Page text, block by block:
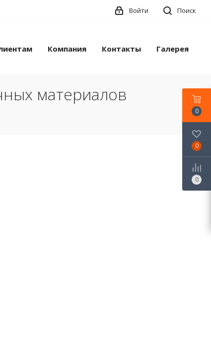
Поиск
Войти
Компания Контакты Галерея
материалов
0
0
0